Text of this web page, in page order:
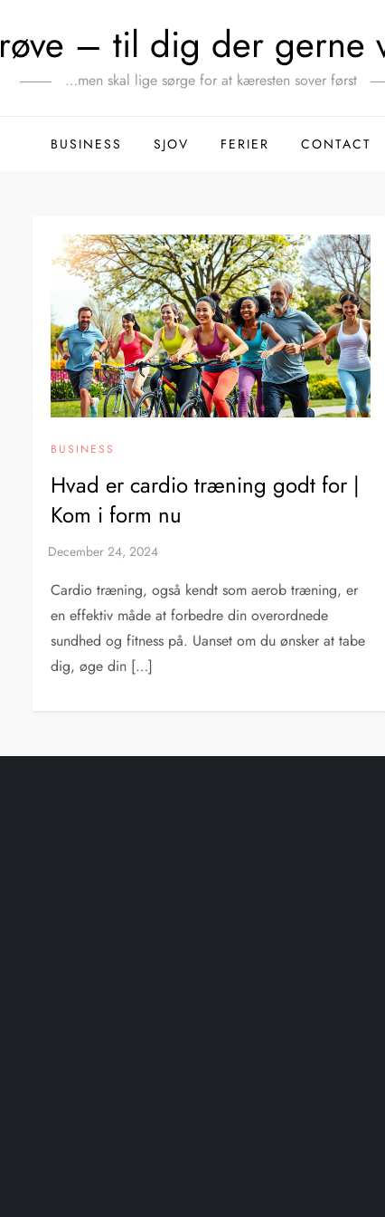
– til dig der
…men skal lige sørge for at kæresten sover først
BUSINESS SJOV FERIER CONTACT
BUSINESS
Hvad er cardio træning godt for |
Kom i form nu
Cardio træning, også kendt som aerob træning, er
en effektiv måde at forbedre din overordnede
sundhed og fitness på. Uanset om du ønsker at tabe
dig, øge din […]